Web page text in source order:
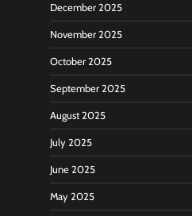
December 2025
November 2025
October 2025
September 2025
August 2025
July 2025
June 2025
May 2025